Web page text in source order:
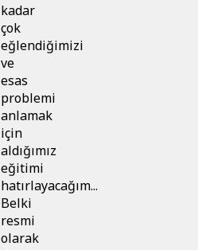
kadar
çok
eğlendiğimizi
ve
esas
problemi
anlamak
için
aldığımız
eğitimi
hatırlayacağım...
Belki
resmi
olarak